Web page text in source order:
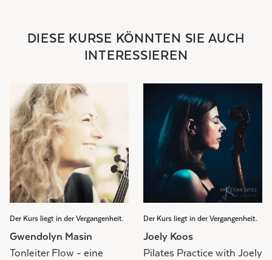
DIESE KURSE KÖNNTEN SIE AUCH
INTERESSIEREN
Der Kurs liegt in der Vergangenheit.
Gwendolyn Masin
Tonleiter Flow - eine
Der Kurs liegt in der Vergangenheit.
Joely Koos
Pilates Practice with Joely